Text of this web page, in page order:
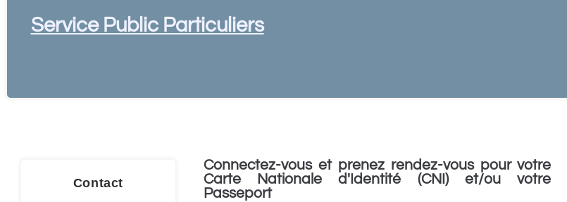
Service Public Particuliers
Contact
Connectez-vous et prenez rendez-vous pour votre
Carte Nationale d'Identité (CNI) et/ou votre
Passeport